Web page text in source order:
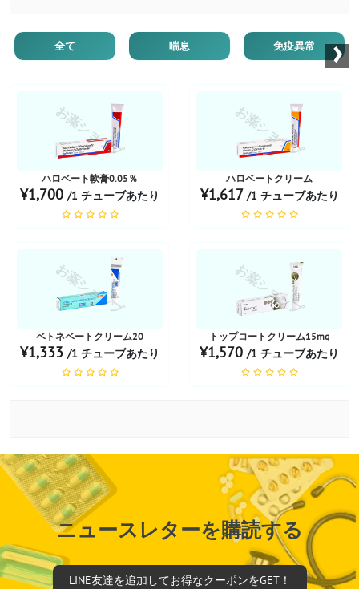
全て 喘息 免疫異常 ›
お薬ショップ
ハロベート軟膏0.05％
¥1,700 /1 チューブあたり
お薬ショップ
ハロベートクリーム
¥1,617 /1 チューブあたり
お薬ショップ
ベトネベートクリーム20
¥1,333 /1 チューブあたり
お薬ショップ
トップコートクリーム15mg
¥1,570 /1 チューブあたり
ニュースレターを購読する
LINE友達を追加してお得なクーポンをGET！